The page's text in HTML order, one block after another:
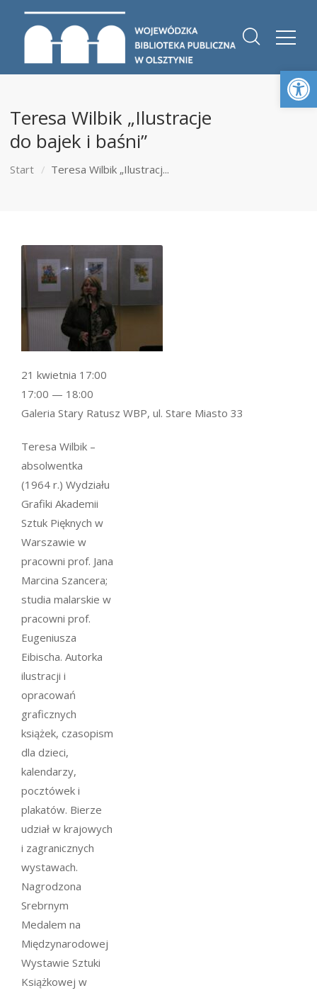
Teresa Wilbik „Ilustracje
do bajek i baśni”
Start Teresa Wilbik „Ilustracj...
Teresa Wilbik –
absolwentka
(1964 r.) Wydziału
Grafiki Akademii
Sztuk Pięknych w
Warszawie w
pracowni prof. Jana
Marcina Szancera;
studia malarskie w
pracowni prof.
Eugeniusza
Eibischa. Autorka
ilustracji i
opracowań
graficznych
książek, czasopism
dla dzieci,
kalendarzy,
pocztówek i
plakatów. Bierze
udział w krajowych
i zagranicznych
wystawach.
Nagrodzona
Srebrnym
Medalem na
Międzynarodowej
Wystawie Sztuki
Książkowej w
21 kwietnia 17:00
17:00 — 18:00
Galeria Stary Ratusz WBP, ul. Stare Miasto 33